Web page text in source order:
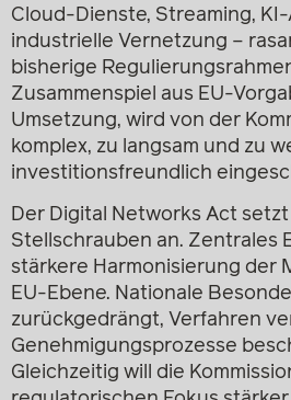
Cloud-Dienste, Streaming,
industrielle Vernetzung –
bisherige
Zusammenspiel aus EU-
Umsetzung, wird von der
komplex, zu langsam und zu
investitionsfreundlich
Der Digital Networks Act
Stellschrauben an. Zentrales
stärkere Harmonisierung der
EU-Ebene. Nationale
zurückgedrängt, Verfahren
Genehmigungsprozesse
Gleichzeitig will die